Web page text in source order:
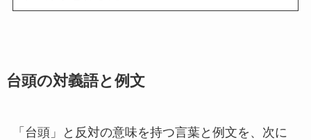
台頭の対義語と例文
「台頭」と反対の意味を持つ言葉と例文を、次に